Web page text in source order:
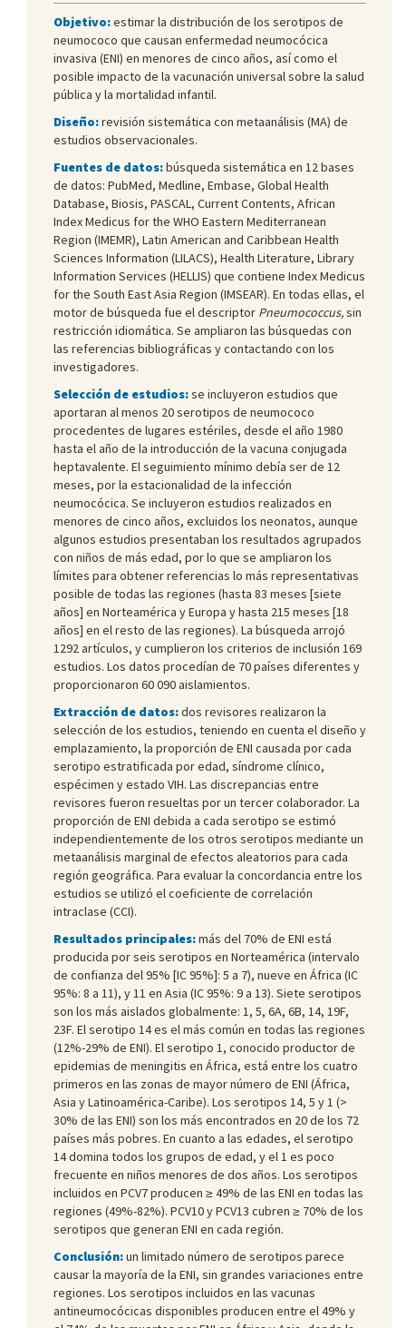
Objetivo:estimar la distribución de los serotipos de
neumococo que causan enfermedad neumocócica
invasiva (ENI) en menores de cinco años, así como el
posible impacto de la vacunación universal sobre la salud
pública y la mortalidad infantil.
Diseño:revisión sistemática con metaanálisis (MA) de
estudios observacionales.
Fuentes de datos:búsqueda sistemática en 12 bases
de datos: PubMed, Medline, Embase, Global Health
Database, Biosis, PASCAL, Current Contents, African
Index Medicus for the WHO Eastern Mediterranean
Region (IMEMR), Latin American and Caribbean Health
Sciences Information (LILACS), Health Literature, Library
Information Services (HELLIS) que contiene Index Medicus
for the South East Asia Region (IMSEAR). En todas ellas, el
motor de búsqueda fue el descriptor Pneumococcus,sin
restricción idiomática. Se ampliaron las búsquedas con
las referencias bibliográficas y contactando con los
investigadores.
Selección de estudios:se incluyeron estudios que
aportaran al menos 20 serotipos de neumococo
procedentes de lugares estériles, desde el año 1980
hasta el año de la introducción de la vacuna conjugada
heptavalente. El seguimiento mínimo debía ser de 12
meses, por la estacionalidad de la infección
neumocócica. Se incluyeron estudios realizados en
menores de cinco años, excluidos los neonatos, aunque
algunos estudios presentaban los resultados agrupados
con niños de más edad, por lo que se ampliaron los
límites para obtener referencias lo más representativas
posible de todas las regiones (hasta 83 meses [siete
años] en Norteamérica y Europa y hasta 215 meses [18
años] en el resto de las regiones). La búsqueda arrojó
1292 artículos, y cumplieron los criterios de inclusión 169
estudios. Los datos procedían de 70 países diferentes y
proporcionaron 60 090 aislamientos.
Extracción de datos:dos revisores realizaron la
selección de los estudios, teniendo en cuenta el diseño y
emplazamiento, la proporción de ENI causada por cada
serotipo estratificada por edad, síndrome clínico,
espécimen y estado VIH. Las discrepancias entre
revisores fueron resueltas por un tercer colaborador. La
proporción de ENI debida a cada serotipo se estimó
independientemente de los otros serotipos mediante un
metaanálisis marginal de efectos aleatorios para cada
región geográfica. Para evaluar la concordancia entre los
estudios se utilizó el coeficiente de correlación
intraclase (CCI).
Resultados principales:más del 70% de ENI está
producida por seis serotipos en Norteamérica (intervalo
de confianza del 95% [IC 95%]: 5 a 7), nueve en África (IC
95%: 8 a 11), y 11 en Asia (IC 95%: 9 a 13). Siete serotipos
son los más aislados globalmente: 1, 5, 6A, 6B, 14, 19F,
23F. El serotipo 14 es el más común en todas las regiones
(12%-29% de ENI). El serotipo 1, conocido productor de
epidemias de meningitis en África, está entre los cuatro
primeros en las zonas de mayor número de ENI (África,
Asia y Latinoamérica-Caribe). Los serotipos 14, 5 y 1 (>
30% de las ENI) son los más encontrados en 20 de los 72
países más pobres. En cuanto a las edades, el serotipo
14 domina todos los grupos de edad, y el 1 es poco
frecuente en niños menores de dos años. Los serotipos
incluidos en PCV7 producen ≥ 49% de las ENI en todas las
regiones (49%-82%). PCV10 y PCV13 cubren ≥ 70% de los
serotipos que generan ENI en cada región.
Conclusión:un limitado número de serotipos parece
causar la mayoría de la ENI, sin grandes variaciones entre
regiones. Los serotipos incluidos en las vacunas
antineumocócicas disponibles producen entre el 49% y